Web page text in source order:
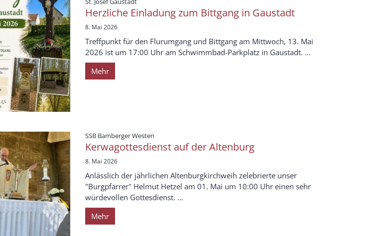
Herzliche Einladung zum Bittgang in Gaustadt
8. Mai 2026
Treffpunkt für den Flurumgang und Bittgang am Mittwoch, 13. Mai
2026 ist um 17:00 Uhr am Schwimmbad-Parkplatz in Gaustadt. ...
Mehr
SSB Bamberger Westen
Kerwagottesdienst auf der Altenburg
8. Mai 2026
Anlässlich der jährlichen Altenburgkirchweih zelebrierte unser
"Burgpfarrer" Helmut Hetzel am 01. Mai um 10:00 Uhr einen sehr
würdevollen Gottesdienst. ...
Mehr